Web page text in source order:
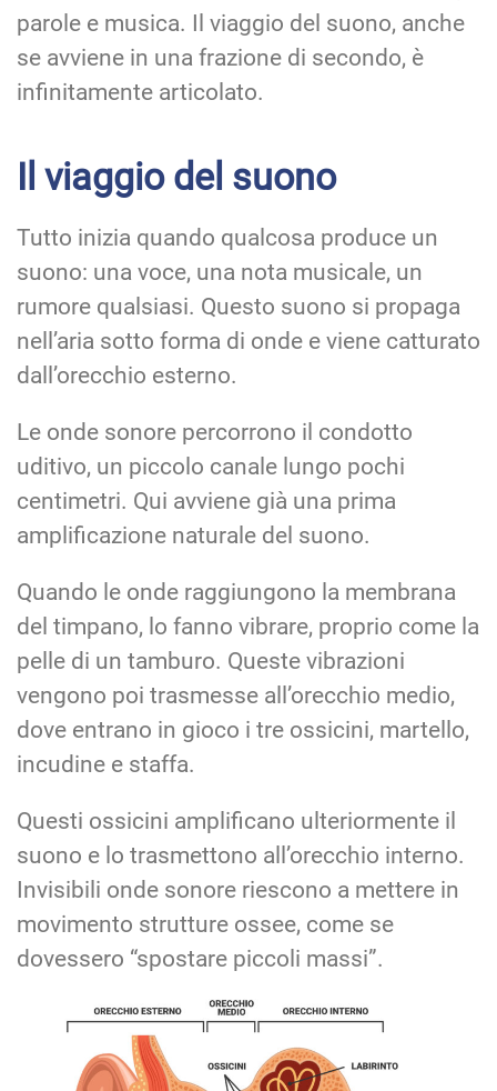
parole e musica. Il viaggio del suono, anche
se avviene in una frazione di secondo, è
infinitamente articolato.
Il viaggio del suono
Tutto inizia quando qualcosa produce un
suono: una voce, una nota musicale, un
rumore qualsiasi. Questo suono si propaga
nell’aria sotto forma di onde e viene catturato
dall’orecchio esterno.
Le onde sonore percorrono il condotto
uditivo, un piccolo canale lungo pochi
centimetri. Qui avviene già una prima
amplificazione naturale del suono.
Quando le onde raggiungono la membrana
del timpano, lo fanno vibrare, proprio come la
pelle di un tamburo. Queste vibrazioni
vengono poi trasmesse all’orecchio medio,
dove entrano in gioco i tre ossicini, martello,
incudine e staffa.
Questi ossicini amplificano ulteriormente il
suono e lo trasmettono all’orecchio interno.
Invisibili onde sonore riescono a mettere in
movimento strutture ossee, come se
dovessero “spostare piccoli massi”.